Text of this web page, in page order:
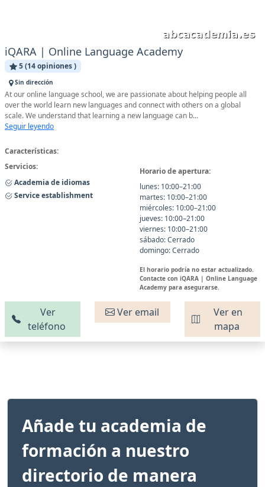
iQARA | Online Language Academy
5 (14 opiniones )
Sin dirección
At our online language school, we are passionate about helping people all
over the world learn new languages and connect with others on a global
scale. We understand that learning a new language can b...
Seguir leyendo
Características:
Servicios:
Academia de idiomas
Service establishment
Horario de apertura:
lunes: 10:00–21:00
martes: 10:00–21:00
miércoles: 10:00–21:00
jueves: 10:00–21:00
viernes: 10:00–21:00
sábado: Cerrado
domingo: Cerrado
El horario podría no estar actualizado.
Contacte con iQARA | Online Language
Academy para asegurarse.
Ver
teléfono
Ver email
Ver en
mapa
Añade tu academia de
formación a nuestro
directorio de manera